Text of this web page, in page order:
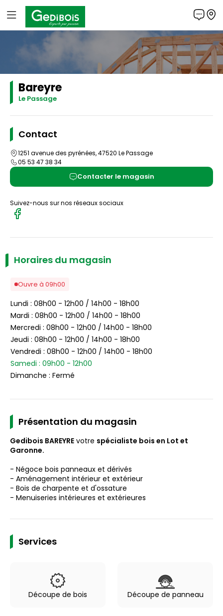
Panneau de gestion des cookies
Gedibois
Bareyre
Le Passage
Contact
1251 avenue des pyrénées, 47520 Le Passage
05 53 47 38 34
Contacter le magasin
Suivez-nous sur nos réseaux sociaux
Nous
suivre
Facebook
Horaires du magasin
Ouvre à 09h00
Lundi : 08h00 - 12h00 / 14h00 - 18h00
Mardi : 08h00 - 12h00 / 14h00 - 18h00
Mercredi : 08h00 - 12h00 / 14h00 - 18h00
Jeudi : 08h00 - 12h00 / 14h00 - 18h00
Vendredi : 08h00 - 12h00 / 14h00 - 18h00
Samedi : 09h00 - 12h00
Dimanche : Fermé
Présentation du magasin
Gedibois BAREYRE votre spécialiste bois en Lot et
Garonne.
- Négoce bois panneaux et dérivés
- Aménagement intérieur et extérieur
- Bois de charpente et d'ossature
- Menuiseries intérieures et extérieures
Services
Découpe de bois Découpe de panneau